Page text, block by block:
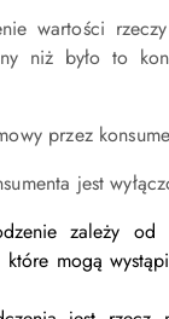
wartości
niż było to
przez
jest
zależy od
mogą